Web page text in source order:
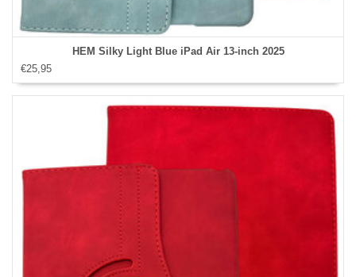
HEM Silky Light Blue iPad Air 13‑inch 2025
€25,95